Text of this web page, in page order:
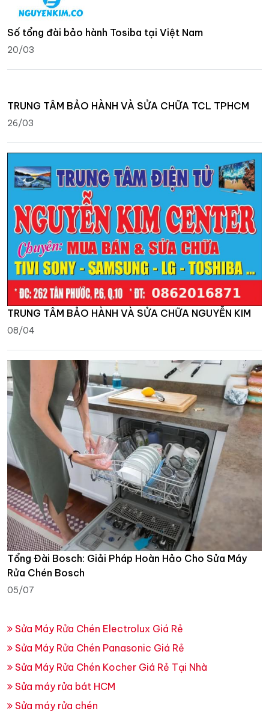
Số tổng đài bảo hành Tosiba tại Việt Nam
20/03
TRUNG TÂM BẢO HÀNH VÀ SỬA CHỮA TCL TPHCM
26/03
TRUNG TÂM BẢO HÀNH VÀ SỬA CHỮA NGUYỄN KIM
08/04
Tổng Đài Bosch: Giải Pháp Hoàn Hảo Cho Sửa Máy
Rửa Chén Bosch
05/07
Sửa Máy Rửa Chén Electrolux Giá Rẻ
Sửa Máy Rửa Chén Panasonic Giá Rẻ
Sửa Máy Rửa Chén Kocher Giá Rẻ Tại Nhà
Sửa máy rửa bát HCM
Sửa máy rửa chén